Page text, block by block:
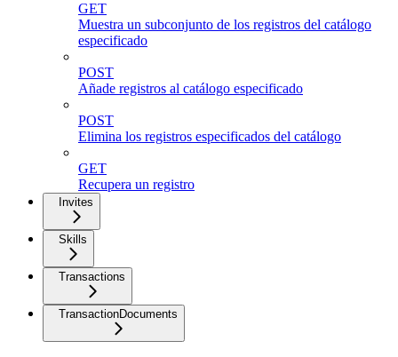
GET
Muestra un subconjunto de los registros del catálogo
especificado
POST
Añade registros al catálogo especificado
POST
Elimina los registros especificados del catálogo
GET
Recupera un registro
Invites
Skills
Transactions
TransactionDocuments